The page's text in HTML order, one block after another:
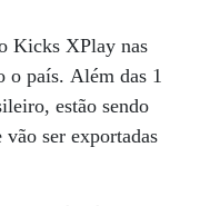
Kicks XPlay nas
o país. Além das 1
estão sendo
ser exportadas